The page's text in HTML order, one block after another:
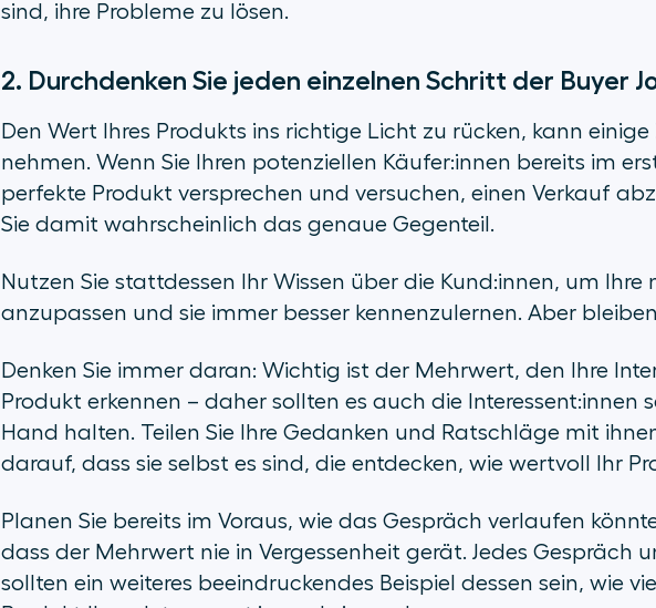
sind, ihre Probleme zu lösen.
2. Durchdenken Sie jeden einzelnen Schritt der Buyer
Den Wert Ihres Produkts ins richtige Licht zu rücken, kann
nehmen. Wenn Sie Ihren potenziellen Käufer:innen bereits im
perfekte Produkt versprechen und versuchen, einen Verkauf
Sie damit wahrscheinlich das genaue Gegenteil.
Nutzen Sie stattdessen Ihr Wissen über die Kund:innen, um Ihre
anzupassen und sie immer besser kennenzulernen. Aber
Denken Sie immer daran: Wichtig ist der Mehrwert, den Ihre
Produkt erkennen – daher sollten es auch die Interessent:innen
Hand halten. Teilen Sie Ihre Gedanken und Ratschläge mit
darauf, dass sie selbst es sind, die entdecken, wie wertvoll Ihr
Planen Sie bereits im Voraus, wie das Gespräch verlaufen
dass der Mehrwert nie in Vergessenheit gerät. Jedes Gespräch
sollten ein weiteres beeindruckendes Beispiel dessen sein, wie